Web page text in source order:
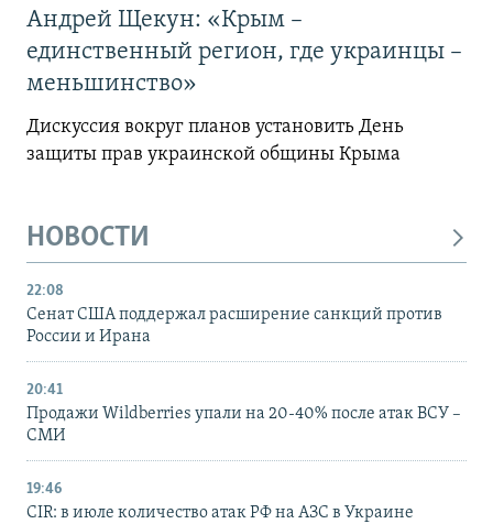
Андрей Щекун: «Крым –
единственный регион, где украинцы –
меньшинство»
Дискуссия вокруг планов установить День
защиты прав украинской общины Крыма
НОВОСТИ
22:08
Сенат США поддержал расширение санкций против
России и Ирана
20:41
Продажи Wildberries упали на 20-40% после атак ВСУ –
СМИ
19:46
CIR: в июле количество атак РФ на АЗС в Украине